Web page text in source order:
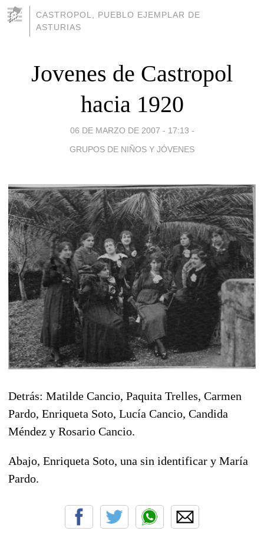
CASTROPOL, PUEBLO EJEMPLAR DE
ASTURIAS
Jovenes de Castropol
hacia 1920
06 DE MARZO DE 2007 - 17:13 -
GRUPOS DE NIÑOS Y JÓVENES
Detrás: Matilde Cancio, Paquita Trelles, Carmen
Pardo, Enriqueta Soto, Lucía Cancio, Candida
Méndez y Rosario Cancio.
Abajo, Enriqueta Soto, una sin identificar y María
Pardo.